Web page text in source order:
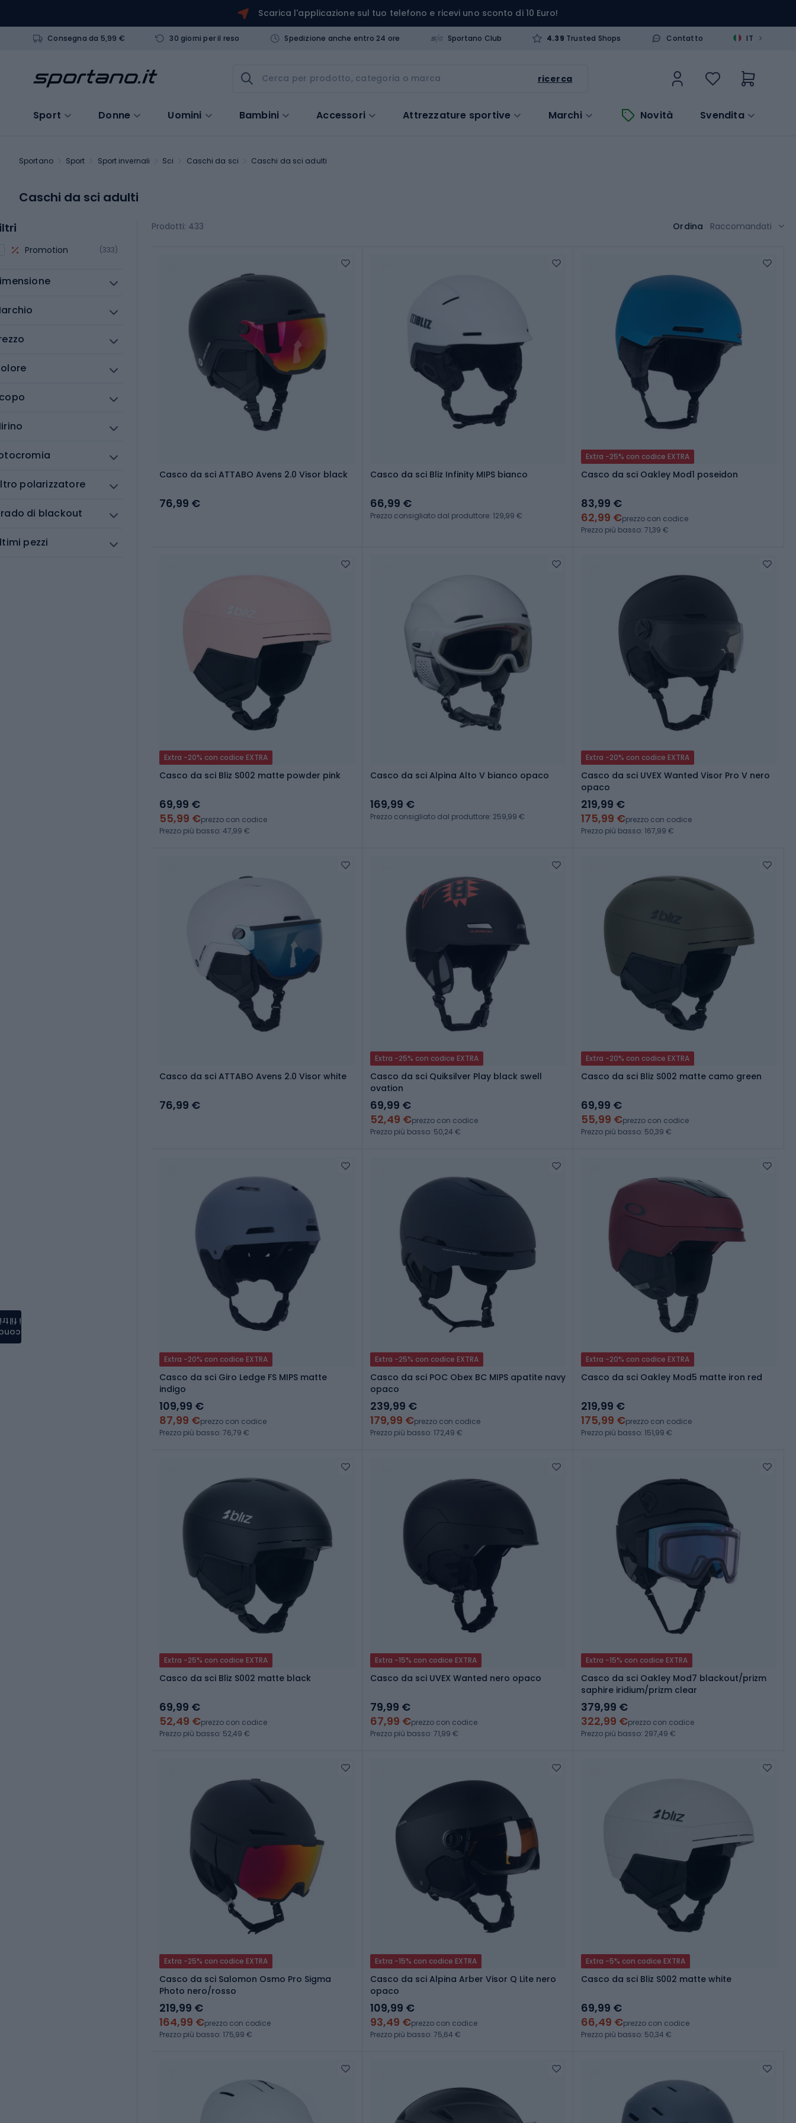
Scarica l'applicazione sul tuo telefono e ricevi uno sconto di 10 Euro!
Consegna da 5,99 € 30 giorni per il reso Spedizione anche entro 24 ore Sportano Club 4.39 Trusted Shops Contatto IT >
ricerca
Sport Donne Uomini Bambini Accessori Attrezzature sportive Marchi Novità Svendita
Sportano Sport Sport invernali Sci Caschi da sci Caschi da sci adulti
Caschi da sci adulti
Promotion (333)
polarizzatore
di blackout
pezzi
Prodotti: 433 Ordina Raccomandati
Casco da sci ATTABO Avens 2.0 Visor black
76,99 €
Casco da sci Bliz Infinity MIPS bianco
66,99 €
Prezzo consigliato dal produttore: 129,99 €
Extra -25% con codice EXTRA
Casco da sci Oakley Mod1 poseidon
83,99 €
62,99 €prezzo con codice
Prezzo più basso: 71,39 €
Extra -20% con codice EXTRA
Casco da sci Bliz S002 matte powder pink
69,99 €
55,99 €prezzo con codice
Prezzo più basso: 47,99 €
Casco da sci Alpina Alto V bianco opaco
169,99 €
Prezzo consigliato dal produttore: 259,99 €
Extra -20% con codice EXTRA
Casco da sci UVEX Wanted Visor Pro V nero
opaco
219,99 €
175,99 €prezzo con codice
Prezzo più basso: 167,99 €
Casco da sci ATTABO Avens 2.0 Visor white
76,99 €
Extra -25% con codice EXTRA
Casco da sci Quiksilver Play black swell
ovation
69,99 €
52,49 €prezzo con codice
Prezzo più basso: 50,24 €
Extra -20% con codice EXTRA
Casco da sci Bliz S002 matte camo green
69,99 €
55,99 €prezzo con codice
Prezzo più basso: 50,39 €
Extra -20% con codice EXTRA
Casco da sci Giro Ledge FS MIPS matte
indigo
109,99 €
87,99 €prezzo con codice
Prezzo più basso: 76,79 €
Extra -25% con codice EXTRA
Casco da sci POC Obex BC MIPS apatite navy
opaco
239,99 €
179,99 €prezzo con codice
Prezzo più basso: 172,49 €
Extra -20% con codice EXTRA
Casco da sci Oakley Mod5 matte iron red
219,99 €
175,99 €prezzo con codice
Prezzo più basso: 151,99 €
Extra -25% con codice EXTRA
Casco da sci Bliz S002 matte black
69,99 €
52,49 €prezzo con codice
Prezzo più basso: 52,49 €
Extra -15% con codice EXTRA
Casco da sci UVEX Wanted nero opaco
79,99 €
67,99 €prezzo con codice
Prezzo più basso: 71,99 €
Extra -15% con codice EXTRA
Casco da sci Oakley Mod7 blackout/prizm
saphire iridium/prizm clear
379,99 €
322,99 €prezzo con codice
Prezzo più basso: 297,49 €
Extra -25% con codice EXTRA
Casco da sci Salomon Osmo Pro Sigma
Photo nero/rosso
219,99 €
164,99 €prezzo con codice
Prezzo più basso: 175,99 €
Extra -15% con codice EXTRA
Casco da sci Alpina Arber Visor Q Lite nero
opaco
109,99 €
93,49 €prezzo con codice
Prezzo più basso: 75,64 €
Extra -5% con codice EXTRA
Casco da sci Bliz S002 matte white
69,99 €
66,49 €prezzo con codice
Prezzo più basso: 50,34 €
i filtri